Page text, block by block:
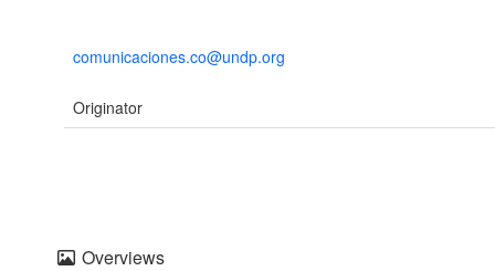
comunicaciones.co@undp.org
Originator
Overviews